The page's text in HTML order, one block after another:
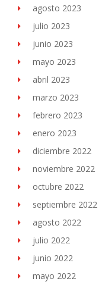
agosto 2023
julio 2023
junio 2023
mayo 2023
abril 2023
marzo 2023
febrero 2023
enero 2023
diciembre 2022
noviembre 2022
octubre 2022
septiembre 2022
agosto 2022
julio 2022
junio 2022
mayo 2022